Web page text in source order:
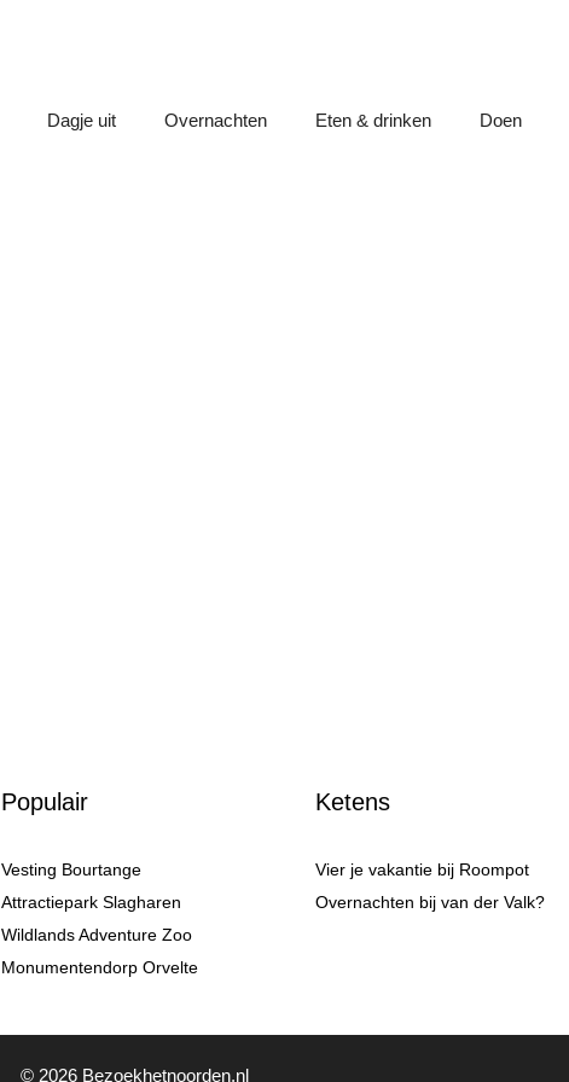
Dagje uit Overnachten Eten & drinken Doen
Populair
Vesting Bourtange
Attractiepark Slagharen
Wildlands Adventure Zoo
Monumentendorp Orvelte
Ketens
Vier je vakantie bij Roompot
Overnachten bij van der Valk?
© 2026 Bezoekhetnoorden.nl